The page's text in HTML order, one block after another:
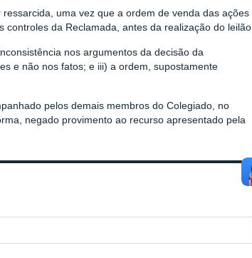
uma vez que a ordem de venda das ações
da Reclamada, antes da realização do leilão.
nos argumentos da decisão da
e não nos fatos; e iii) a ordem, supostamente
pelos demais membros do Colegiado, no
negado provimento ao recurso apresentado pela